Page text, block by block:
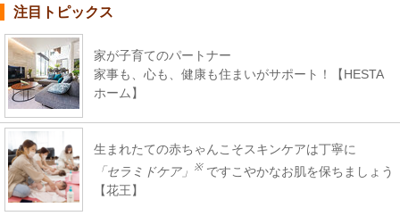
注目トピックス
家が子育てのパートナー
家事も、心も、健康も住まいがサポート！【HESTA
ホーム】
生まれたての赤ちゃんこそスキンケアは丁寧に
「セラミドケア」
※ ですこやかなお肌を保ちましょう
【花王】